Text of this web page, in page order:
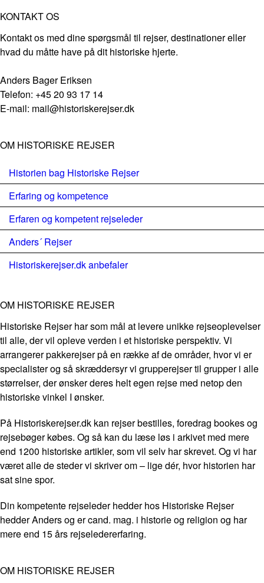
KONTAKT OS
Kontakt os med dine spørgsmål til rejser, destinationer eller
hvad du måtte have på dit historiske hjerte.
Anders Bager Eriksen
Telefon: +45 20 93 17 14
E-mail: mail@historiskerejser.dk
OM HISTORISKE REJSER
Historien bag Historiske Rejser
Erfaring og kompetence
Erfaren og kompetent rejseleder
Anders´ Rejser
Historiskerejser.dk anbefaler
OM HISTORISKE REJSER
Historiske Rejser har som mål at levere unikke rejseoplevelser
til alle, der vil opleve verden i et historiske perspektiv. Vi
arrangerer pakkerejser på en række af de områder, hvor vi er
specialister og så skræddersyr vi grupperejser til grupper i alle
størrelser, der ønsker deres helt egen rejse med netop den
historiske vinkel I ønsker.
På Historiskerejser.dk kan rejser bestilles, foredrag bookes og
rejsebøger købes. Og så kan du læse løs i arkivet med mere
end 1200 historiske artikler, som vil selv har skrevet. Og vi har
været alle de steder vi skriver om – lige dér, hvor historien har
sat sine spor.
Din kompetente rejseleder hedder hos Historiske Rejser
hedder Anders og er cand. mag. i historie og religion og har
mere end 15 års rejseledererfaring.
OM HISTORISKE REJSER